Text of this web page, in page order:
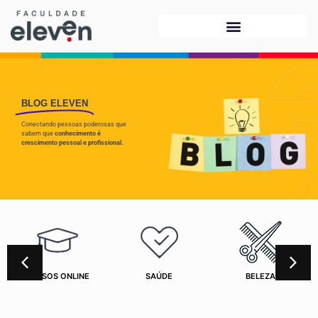
BLOG ELEVEN
Conectando pessoas poderosas que
sabem que conhecimento é
crescimento pessoal e profissional.
CURSOS ONLINE SAÚDE BELEZA